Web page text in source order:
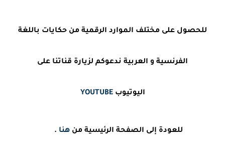
للحصول على مختلف الموارد الرقمية من حكايات باللغة
الفرنسية و العربية ندعوكم لزيارة قناتنا على
اليوتيوبYOUTUBE
للعودة إلى الصفحة الرئيسية من هنا .